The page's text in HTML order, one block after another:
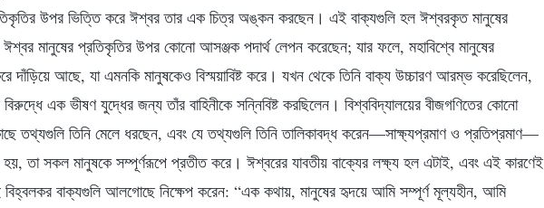
উপর ভিত্তি করে ঈশ্বর তার এক চিত্র অঙ্কন করছেন। এই বাক্যগুলি হল ঈশ্বরকৃত মানুষের
মানুষের প্রতিকৃতির উপর কোনো আসঞ্জক পদার্থ লেপন করেছেন; যার ফলে, মহাবিশ্বে মানুষের
দাঁড়িয়ে আছে, যা এমনকি মানুষকেও বিস্ময়াবিষ্ট করে। যখন থেকে তিনি বাক্য উচ্চারণ আরম্ভ করেছিলেন,
এক ভীষণ যুদ্ধের জন্য তাঁর বাহিনীকে সন্নিবিষ্ট করছিলেন। বিশ্ববিদ্যালয়ের বীজগণিতের কোনো
তথ্যগুলি তিনি মেলে ধরছেন, এবং যে তথ্যগুলি তিনি তালিকাবদ্ধ করেন—সাক্ষ্যপ্রমাণ ও প্রতিপ্রমাণ—
হয়, তা সকল মানুষকে সম্পূর্ণরূপে প্রতীত করে। ঈশ্বরের যাবতীয় বাক্যের লক্ষ্য হল এটাই, এবং এই কারণেই
বিহ্বলকর বাক্যগুলি আলগোছে নিক্ষেপ করেন: “এক কথায়, মানুষের হৃদয়ে আমি সম্পূর্ণ মূল্যহীন, আমি